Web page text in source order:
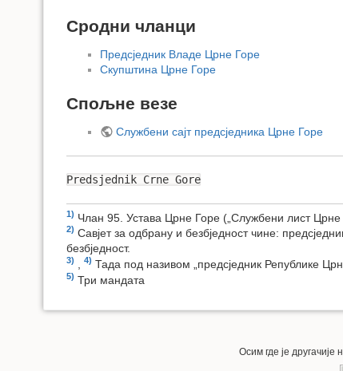
Сродни чланци
Предсједник Владе Црне Горе
Скупштина Црне Горе
Спољне везе
Службени сајт предсједника Црне Горе
Predsjednik Crne Gore
1) Члан 95. Устава Црне Горе („Службени лист
2) Савјет за одбрану и безбједност чине:
безбједност.
3) 4) Тада под називом „предсједник Републике
5) Три мандата
Осим где је